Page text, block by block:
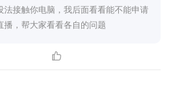
法接触你电脑，我后面看看能不能申请
播，帮大家看看各自的问题
